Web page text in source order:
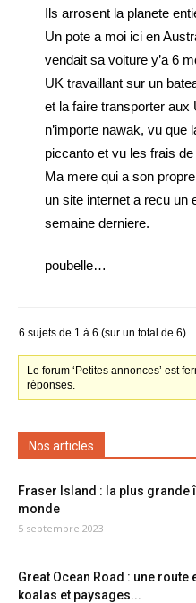
Ils arrosent la planete
Un pote a moi ici en
vendait sa voiture y’a 6
UK travaillant sur un
et la faire transporter aux
n’importe nawak, vu que
piccanto et vu les frais
Ma mere qui a son
un site internet a recu un
semaine derniere.
poubelle…
6 sujets de 1 à 6 (sur un total de 6)
Le forum ‘Petites annonces’ est
réponses.
Nos articles
Fraser Island : la plus grande
monde
5 septembre 2023
Great Ocean Road : une route
koalas et paysages...